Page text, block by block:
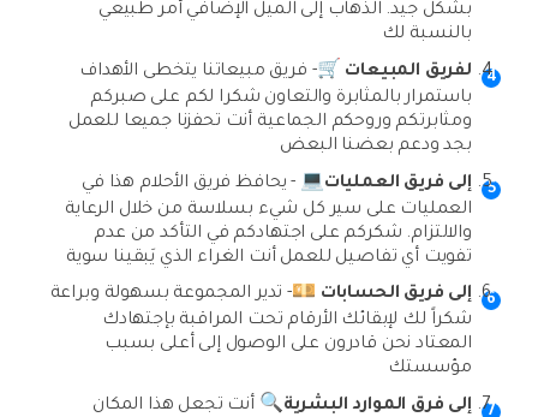
بشكل جيد. الذهاب إلى الميل الإضافي أمر طبيعي
بالنسبة لك
لفريق المبيعات 🛒- فريق مبيعاتنا يتخطى الأهداف
باستمرار بالمثابرة والتعاون شكرا لكم على صبركم
ومثابرتكم وروحكم الجماعية أنت تحفزنا جميعا للعمل
بجد ودعم بعضنا البعض
إلى فريق العمليات💻 - يحافظ فريق الأحلام هذا في
العمليات على سير كل شيء بسلاسة من خلال الرعاية
والالتزام. شكركم على اجتهادكم في التأكد من عدم
تفويت أي تفاصيل للعمل أنت الغراء الذي يَبقينا سوية
إلى فريق الحسابات 💴- تدير المجموعة بسهولة وبراعة
شكراً لك لإبقائك الأرقام تحت المراقبة بإجتهادك
المعتاد نحن قادرون على الوصول إلى أعلى بسبب
مؤسستك
إلى فرق الموارد البشرية🔍 أنت تجعل هذا المكان